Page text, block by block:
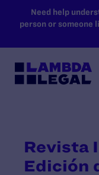
SKIP TO MAIN
Need help
person or someone
Revista
Edición